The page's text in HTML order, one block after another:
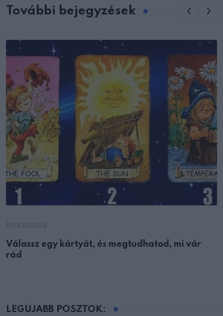
További bejegyzések
Válassz egy kártyát, és megtudhatod, mi vár
rád
LEGÚJABB POSZTOK: